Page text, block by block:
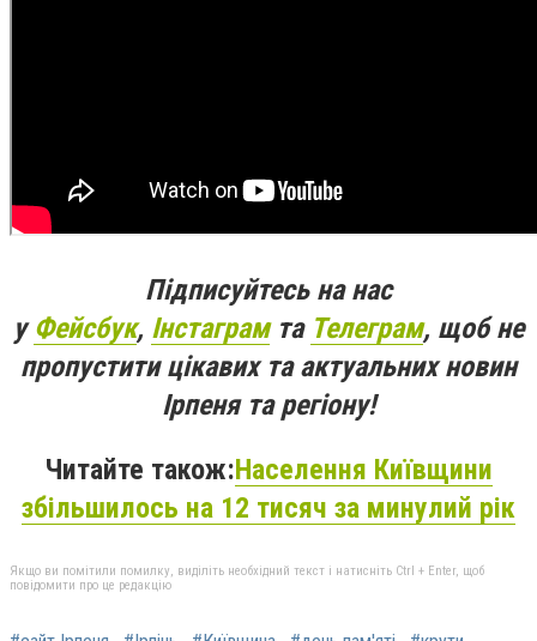
Підписуйтесь на нас
уФейсбук, Інстаграмта Телеграм, щоб не
пропустити цікавих та актуальних новин
Ірпеня та регіону!
Читайте також:Населення Київщини
збільшилось на 12 тисяч за минулий рік
Якщо ви помітили помилку, виділіть необхідний текст і натисніть Ctrl + Enter, щоб
повідомити про це редакцію